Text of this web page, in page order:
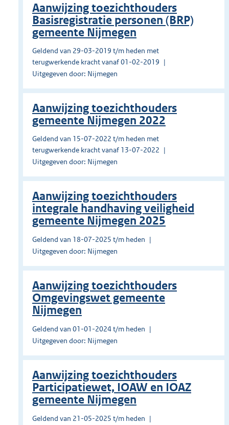
Aanwijzing toezichthouders
Basisregistratie personen (BRP)
gemeente Nijmegen
Geldend van 29-03-2019 t/m heden met
terugwerkende kracht vanaf 01-02-2019
Uitgegeven door: Nijmegen
Aanwijzing toezichthouders
gemeente Nijmegen 2022
Geldend van 15-07-2022 t/m heden met
terugwerkende kracht vanaf 13-07-2022
Uitgegeven door: Nijmegen
Aanwijzing toezichthouders
integrale handhaving veiligheid
gemeente Nijmegen 2025
Geldend van 18-07-2025 t/m heden
Uitgegeven door: Nijmegen
Aanwijzing toezichthouders
Omgevingswet gemeente
Nijmegen
Geldend van 01-01-2024 t/m heden
Uitgegeven door: Nijmegen
Aanwijzing toezichthouders
Participatiewet, IOAW en IOAZ
gemeente Nijmegen
Geldend van 21-05-2025 t/m heden